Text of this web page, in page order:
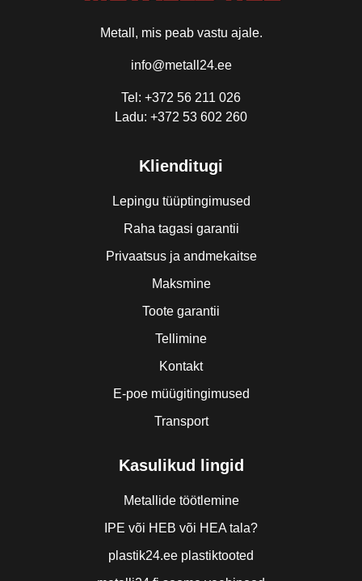
Metall, mis peab vastu ajale.
info@metall24.ee
Tel: +372 56 211 026
Ladu: +372 53 602 260
Klienditugi
Lepingu tüüptingimused
Raha tagasi garantii
Privaatsus ja andmekaitse
Maksmine
Toote garantii
Tellimine
Kontakt
E-poe müügitingimused
Transport
Kasulikud lingid
Metallide töötlemine
IPE või HEB või HEA tala?
plastik24.ee plastiktooted